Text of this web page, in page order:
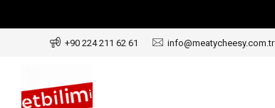
+90 224 211 62 61 info@meatycheesy.com.tr